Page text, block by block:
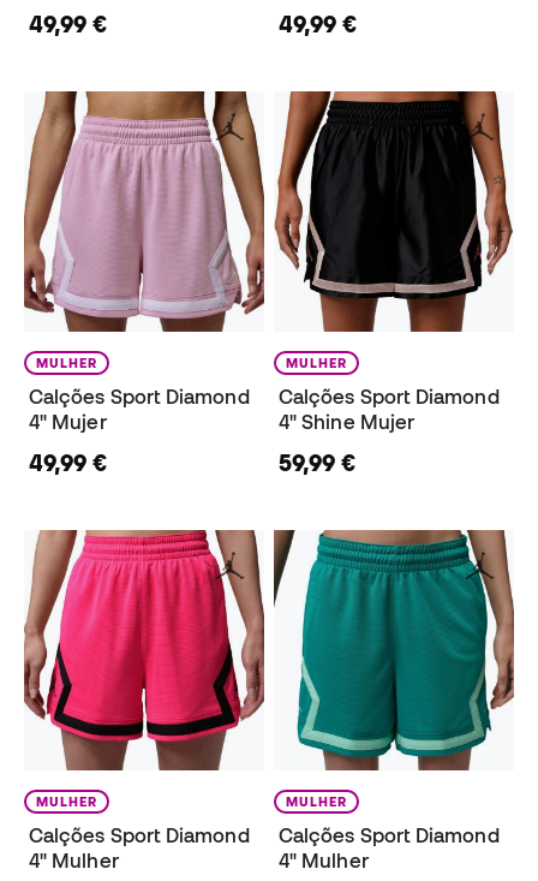
49,99 € 49,99 €
MULHER
Calções Sport Diamond
4" Mujer
49,99 €
MULHER
Calções Sport Diamond
4" Shine Mujer
59,99 €
MULHER
Calções Sport Diamond
4" Mulher
MULHER
Calções Sport Diamond
4" Mulher